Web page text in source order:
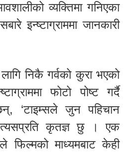
व्यक्तिमा गनिएका
इन्ष्टाग्राममा जानकारी
निकै गर्वको कुरा भएको
फोटो पोष्ट गर्दै
‘टाइम्सले जुन पहिचान
त्यसप्रति कृतज्ञ छु । एक
फिल्मको माध्यमबाट केही